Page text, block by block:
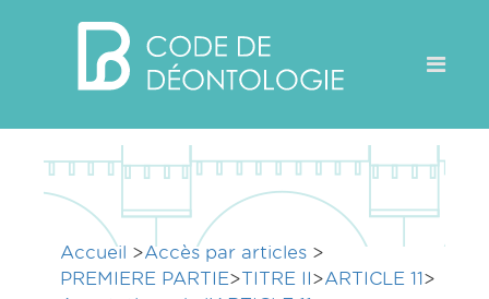
Accueil >Accès par articles >
PREMIERE PARTIE>TITRE II>ARTICLE 11>